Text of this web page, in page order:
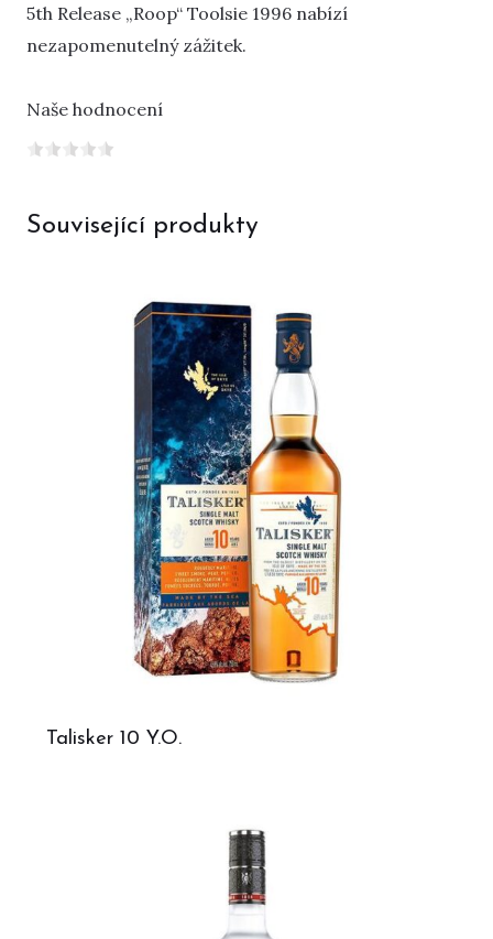
5th Release „Roop“ Toolsie 1996 nabízí
nezapomenutelný zážitek.
Naše hodnocení
Související produkty
Talisker 10 Y.O.